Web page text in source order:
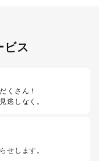
ビス
くさん！
逃しなく。
せします。